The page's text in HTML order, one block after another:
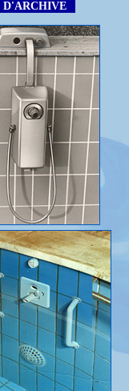
D'ARCHIVE